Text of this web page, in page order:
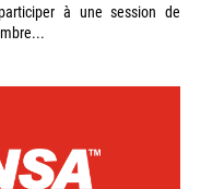
à une session de